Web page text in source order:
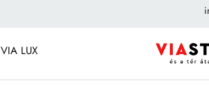
VIA LUX